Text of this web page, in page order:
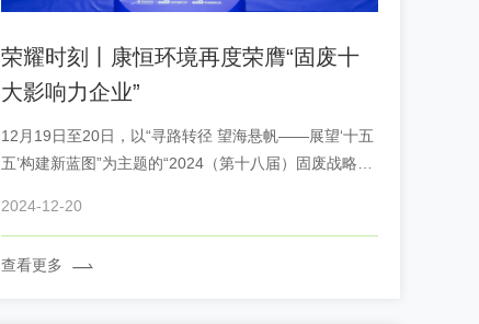
荣耀时刻丨康恒环境再度荣膺“固废十
大影响力企业”
12月19日至20日，以“寻路转径 望海悬帆——展望‘十五
五’构建新蓝图”为主题的“2024（第十八届）固废战略论
质量发展下...
2024-12-20
查看更多